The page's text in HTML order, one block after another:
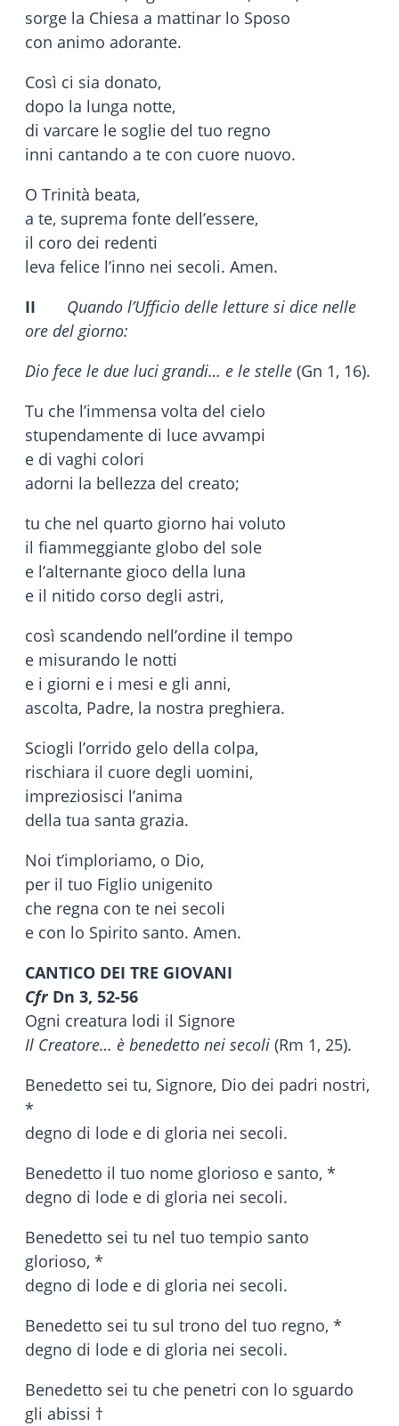
sorge la Chiesa a mattinar lo Sposo
con animo adorante.
Così ci sia donato,
dopo la lunga notte,
di varcare le soglie del tuo regno
inni cantando a te con cuore nuovo.
O Trinità beata,
a te, suprema fonte dell’essere,
il coro dei redenti
leva felice l’inno nei secoli. Amen.
II
Quando l’Ufficio delle letture si dice nelle
ore del giorno:
Dio fece le due luci grandi… e le stelle (Gn 1, 16).
Tu che l’immensa volta del cielo
stupendamente di luce avvampi
e di vaghi colori
adorni la bellezza del creato;
tu che nel quarto giorno hai voluto
il fiammeggiante globo del sole
e l’alternante gioco della luna
e il nitido corso degli astri,
così scandendo nell’ordine il tempo
e misurando le notti
e i giorni e i mesi e gli anni,
ascolta, Padre, la nostra preghiera.
Sciogli l’orrido gelo della colpa,
rischiara il cuore degli uomini,
impreziosisci l’anima
della tua santa grazia.
Noi t’imploriamo, o Dio,
per il tuo Figlio unigenito
che regna con te nei secoli
e con lo Spirito santo. Amen.
CANTICO DEI TRE GIOVANI
Cfr Dn 3, 52-56
Ogni creatura lodi il Signore
Il Creatore… è benedetto nei secoli (Rm 1, 25).
Benedetto sei tu, Signore, Dio dei padri nostri,
*
degno di lode e di gloria nei secoli.
Benedetto il tuo nome glorioso e santo, *
degno di lode e di gloria nei secoli.
Benedetto sei tu nel tuo tempio santo
glorioso, *
degno di lode e di gloria nei secoli.
Benedetto sei tu sul trono del tuo regno, *
degno di lode e di gloria nei secoli.
Benedetto sei tu che penetri con lo sguardo
gli abissi †